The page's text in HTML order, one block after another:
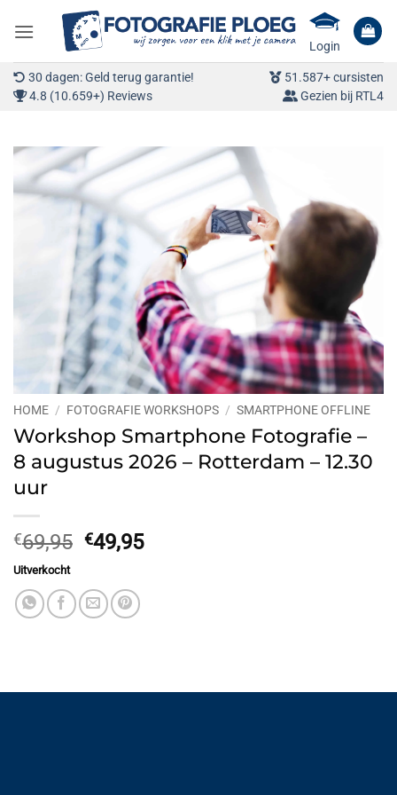
naar
Login
30 dagen: Geld terug garantie!
51.587+ cursisten
4.8 (10.659+) Reviews
Gezien bij RTL4
HOME / FOTOGRAFIE WORKSHOPS / SMARTPHONE OFFLINE
Workshop Smartphone Fotografie –
8 augustus 2026 – Rotterdam – 12.30
uur
€69,95 Oorspronkelijke
was:
€69,95.
€49,95Huidige
Uitverkocht